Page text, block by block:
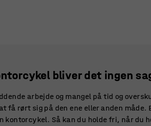
bliver det ingen
arbejde og mangel på tid og
få rørt sig på den ene eller anden
kontorcykel. Så kan du holde fri, når